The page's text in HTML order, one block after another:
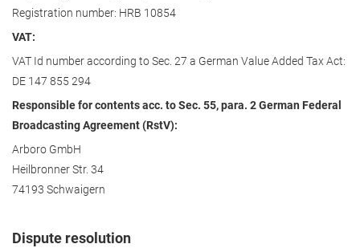
Registration number: HRB 10854
VAT:
VAT Id number according to Sec. 27 a German Value Added Tax Act:
DE 147 855 294
Responsible for contents acc. to Sec. 55, para. 2 German Federal
Broadcasting Agreement (RstV):
Arboro GmbH
Heilbronner Str. 34
74193 Schwaigern
Dispute resolution